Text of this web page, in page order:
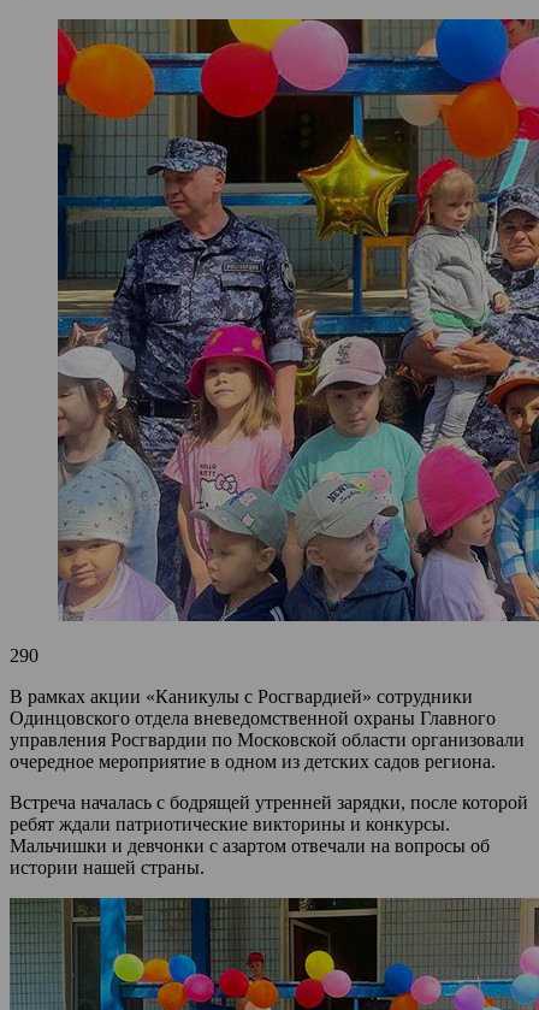
290
В рамках акции «Каникулы с Росгвардией» сотрудники
Одинцовского отдела вневедомственной охраны Главного
управления Росгвардии по Московской области организовали
очередное мероприятие в одном из детских садов региона.
Встреча началась с бодрящей утренней зарядки, после которой
ребят ждали патриотические викторины и конкурсы.
Мальчишки и девчонки с азартом отвечали на вопросы об
истории нашей страны.